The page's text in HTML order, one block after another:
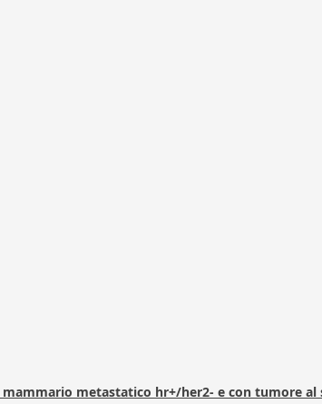
metastatico hr+/her2- e con tumore